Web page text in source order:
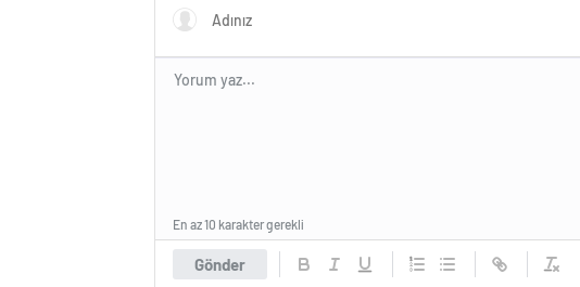
Gönder
En az 10 karakter gerekli